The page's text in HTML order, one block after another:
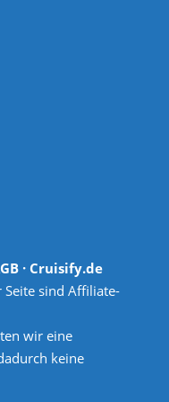
· Cruisify.de
Seite sind Affiliate-
wir eine
keine